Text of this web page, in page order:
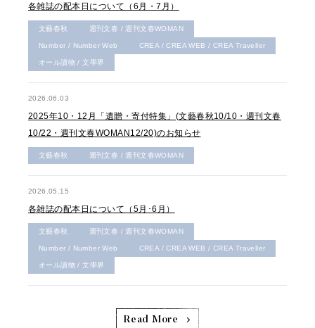
各雑誌の配本日について（6月・7月）
文藝春秋 週刊文春 / 週刊文春WOMAN
Number / Number Web CREA / CREA WEB / CREA Traveller
オール讀物 / 文學界
2026.06.03
2025年10・12月「遺贈・寄付特集」(文藝春秋10/10・週刊文春
10/22・週刊文春WOMAN12/20)のお知らせ
文藝春秋 週刊文春 / 週刊文春WOMAN
2026.05.15
各雑誌の配本日について（5月･6月）
文藝春秋 週刊文春 / 週刊文春WOMAN
Number / Number Web CREA / CREA WEB / CREA Traveller
オール讀物 / 文學界
Read More